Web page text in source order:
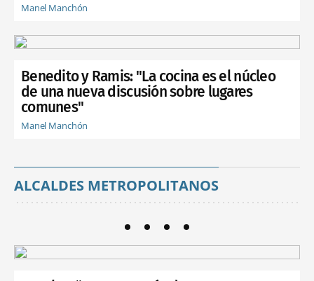
Manel Manchón
Benedito y Ramis: "La cocina es el núcleo
de una nueva discusión sobre lugares
comunes"
Manel Manchón
ALCALDES METROPOLITANOS